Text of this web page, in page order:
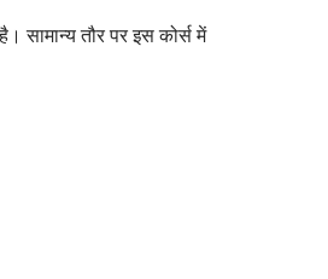
सामान्य तौर पर इस कोर्स में